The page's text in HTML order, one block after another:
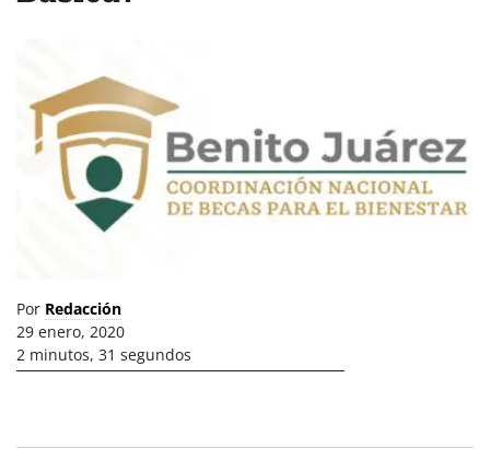
Por Redacción
29 enero, 2020
2 minutos, 31 segundos